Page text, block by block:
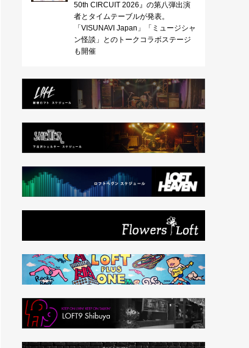
50th CIRCUIT 2026』の第八弾出演
者とタイムテーブルが発表。
「VISUNAVI Japan」「ミュージシャ
ン怪談」とのトークコラボステージ
も開催